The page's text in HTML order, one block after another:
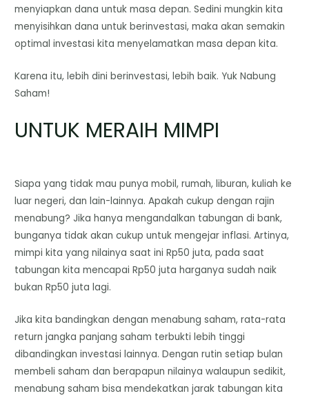
menyiapkan dana untuk masa depan. Sedini mungkin kita
menyisihkan dana untuk berinvestasi, maka akan semakin
optimal investasi kita menyelamatkan masa depan kita.
Karena itu, lebih dini berinvestasi, lebih baik. Yuk Nabung
Saham!
UNTUK MERAIH MIMPI
Siapa yang tidak mau punya mobil, rumah, liburan, kuliah ke
luar negeri, dan lain-lainnya. Apakah cukup dengan rajin
menabung? Jika hanya mengandalkan tabungan di bank,
bunganya tidak akan cukup untuk mengejar inflasi. Artinya,
mimpi kita yang nilainya saat ini Rp50 juta, pada saat
tabungan kita mencapai Rp50 juta harganya sudah naik
bukan Rp50 juta lagi.
Jika kita bandingkan dengan menabung saham, rata-rata
return jangka panjang saham terbukti lebih tinggi
dibandingkan investasi lainnya. Dengan rutin setiap bulan
membeli saham dan berapapun nilainya walaupun sedikit,
menabung saham bisa mendekatkan jarak tabungan kita